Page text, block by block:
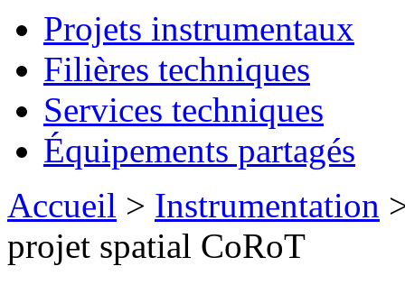
Projets instrumentaux
Filières techniques
Services techniques
Équipements partagés
Accueil > Instrumentation
projet spatial CoRoT